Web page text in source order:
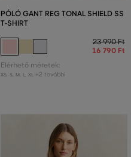
PÓLÓ GANT REG TONAL SHIELD SS
T-SHIRT
23 990 Ft
16 790 Ft
Elérhető méretek:
XS, S, M L XL +2 további